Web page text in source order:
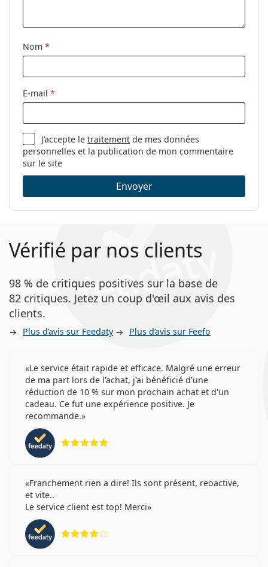
nettoyage:
Non
Catégorie:
Lunettes de vue
Marque:
Calvin Klein
Code:
CK21701 235 16 51
Nom *
E-mail *
J’accepte letraitement de mes données
personnelles et la publication de mon commentaire
sur le site
Envoyer
Vérifié par nos clients
98 % de critiques positives sur la base de
82 critiques. Jetez un coup d'œil aux avis des
clients.
Plus d’avis sur Feedaty Plus d’avis sur Feefo
Le service était rapide et efficace. Malgré une erreur
de ma part lors de l'achat, j'ai bénéficié d'une
réduction de 10 % sur mon prochain achat et d'un
cadeau. Ce fut une expérience positive. Je
recommande.
Franchement rien a dire! Ils sont présent, reoactive,
et vite..
Le service client est top! Merci